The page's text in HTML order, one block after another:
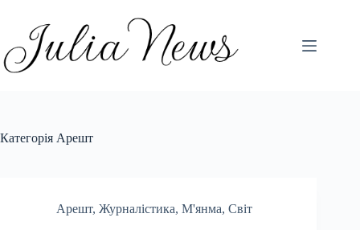
вмісту
Категорія Арешт
Арешт, Журналістика, М'янма, Світ